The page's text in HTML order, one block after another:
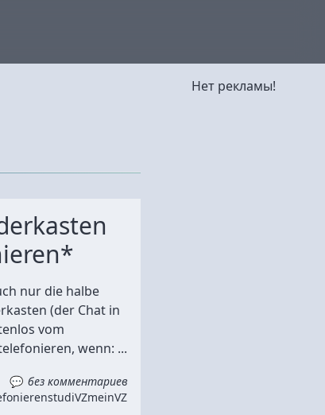
nur die halbe
(der Chat in
vom
wenn: ...
без комментариев
studiVZmeinVZ
Нет рекламы!